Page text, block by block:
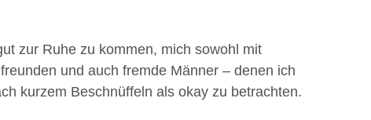
zur Ruhe zu kommen, mich sowohl mit
und auch fremde Männer – denen ich
kurzem Beschnüffeln als okay zu betrachten.